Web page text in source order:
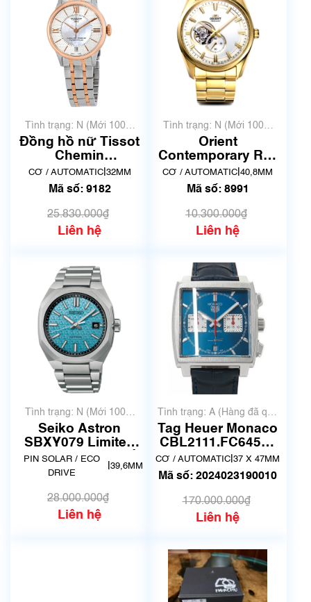
Tình trạng: N (Mới 100%
chưa qua sử dụng)
Đồng hồ nữ Tissot
Chemin
DeTourelles
Powermatic 80
| Mã số 9182
CƠ / AUTOMATIC| 32MM
Mã số: 9182
25.830.000₫
Liên hệ
Tình trạng: N (Mới 100%
chưa qua sử dụng)
Orient
Contemporary RN-
AR0007S | F6S2-
UAA0 | Mã số 8991
CƠ / AUTOMATIC 40,8MM
Mã số: 8991
10.300.000₫
Liên hệ
Tình trạng: N (Mới 100%
chưa qua sử dụng)
Seiko Astron
SBXY079 Limited
600 | Hàng đang về
PIN SOLAR / ECO
DRIVE
39,6MM
28.000.000₫
Liên hệ
Tình trạng: A (Hàng đã qua
sử dụng nhưng rất đẹp,
không có xước)
Tag Heuer Monaco
CBL2111.FC6453 |
Đã qua sử dụng
lướt
CƠ / AUTOMATIC 37 X 47MM
Mã số: 2024023190010
170.000.000₫
Liên hệ